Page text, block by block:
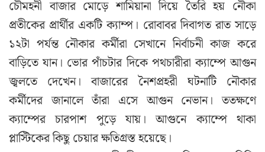
চৌমহনী বাজার মোড়ে শামিয়ানা দিয়ে তৈরি হয় নৌকা
প্রতীকের প্রার্থীর একটি ক্যাম্প। রোবাবর দিবাগত রাত সাড়ে
১২টা পর্যন্ত নৌকার কর্মীরা সেখানে নির্বাচনী কাজ করে
বাড়িতে যান। ভোর পাঁচটার দিকে পথচারীরা ক্যাম্পে আগুন
জ্বলতে দেখেন। বাজারের নৈশপ্রহরী ঘটনাটি নৌকার
কর্মীদের জানালে তাঁরা এসে আগুন নেভান। ততক্ষণে
ক্যাম্পের চারপাশ পুড়ে যায়। আগুনে ক্যাম্পে থাকা
প্লাস্টিকের কিছু চেয়ার ক্ষতিগ্রস্ত হয়েছে।